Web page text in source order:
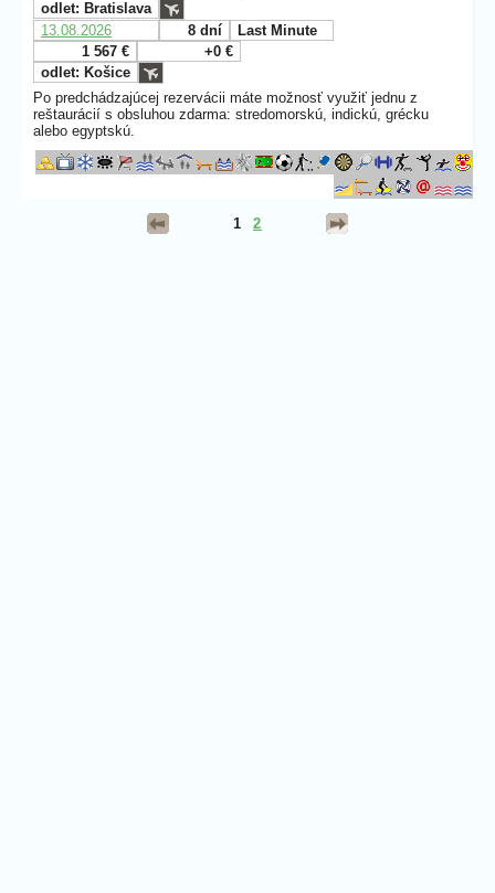
odlet: Bratislava
13.08.2026
8 dní
Last Minute
1 567 €
+0 €
odlet: Košice
Po predchádzajúcej rezervácii máte možnosť využiť jednu z
reštaurácií s obsluhou zdarma: stredomorskú, indickú, grécku
alebo egyptskú.
1 2